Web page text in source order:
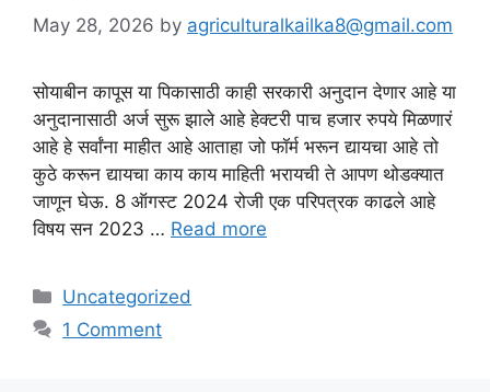
May 28, 2026 by agriculturalkailka8@gmail.com
सोयाबीन कापूस या पिकासाठी काही सरकारी अनुदान देणार आहे या
अनुदानासाठी अर्ज सुरू झाले आहे हेक्टरी पाच हजार रुपये मिळणारं
आहे हे सर्वांना माहीत आहे आताहा जो फॉर्म भरून द्यायचा आहे तो
कुठे करून द्यायचा काय काय माहिती भरायची ते आपण थोडक्यात
जाणून घेऊ. 8 ऑगस्ट 2024 रोजी एक परिपत्रक काढले आहे
विषय सन 2023 … Read more
Categories
Uncategorized
1 Comment